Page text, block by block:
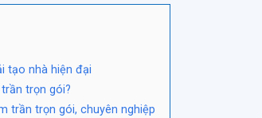
tạo nhà hiện đại
trọn gói?
trần trọn gói, chuyên nghiệp